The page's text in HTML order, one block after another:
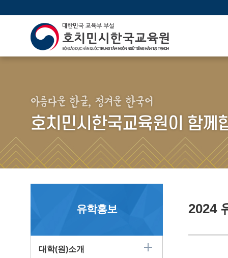
아름다운 한글, 정겨운 한국어
호치민시한국교육원이 함께
유학홍보
대학(원)소개
2024